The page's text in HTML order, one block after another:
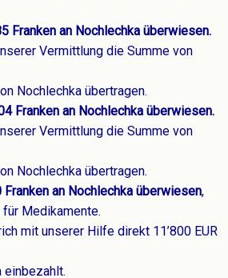
Franken an Nochlechka überwiesen.
Vermittlung die Summe von
Nochlechka übertragen.
Franken an Nochlechka überwiesen.
Vermittlung die Summe von
Nochlechka übertragen.
Franken an Nochlechka überwiesen,
Medikamente.
mit unserer Hilfe direkt 11’800 EUR
einbezahlt.